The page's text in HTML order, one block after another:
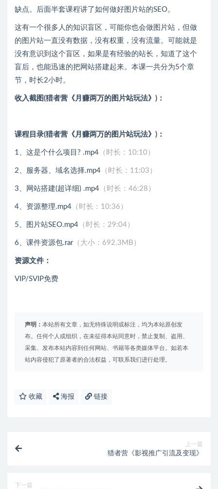
缺点。后面半套课程讲了如何做好图片站的SEO。
这有一个很多人的知识盲区，可能你也会做图片站，但做
的图片站一直没有数据，没有权重，没有流量。可能就是
没有意识到这个盲区，如果是有经验的站长，知道了这个
盲后，也能迅速的把网站搭建起来。本课一共分为5个章
节，时长2小时。
收入截图(猎者营《月赚两万的图片站玩法》)：
课程目录(猎者营《月赚两万的图片站玩法》)：
1、这是个什么项目? .mp4 （时长：10:10）
2、服务器、域名选择.mp4 （时长：11:03）
3、网站搭建(超详细) .mp4 （时长：46:28）
4、资源整理.mp4 （时长：10:36）
5、图片站SEO.mp4 （时长：29:04）
6、课件资源包.rar（大小：692.3MB）
资源文件：
VIP/SVIP免费
声明： 本站所有文章，如无特殊说明或标注，均为本站原创发
布。任何个人或组织，在未征得本站同意时，禁止复制、盗用、
采集、发布本站内容到任何网站、书籍等各类媒体平台。如若本
站内容侵犯了原著者的合法权益，可联系我们进行处理。
收藏 海报 链接
上一篇
猎者营《影视推广引流及变现》
下一篇